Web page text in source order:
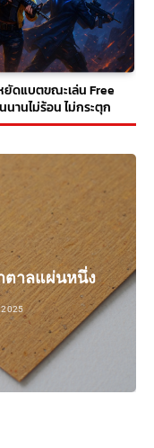
ยัดแบตขณะเล่น Free
นานไม่ร้อน ไม่กระตุก
ตาลแผ่นหนึ่ง
2025